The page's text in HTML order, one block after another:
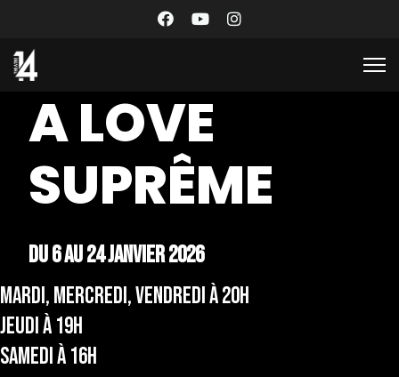
A LOVE
SUPRÊME
Du 6 au 24 janvier 2026
MARDI, MERCREDI, VENDREDI À 20H
JEUDI À 19H
SAMEDI À 16H